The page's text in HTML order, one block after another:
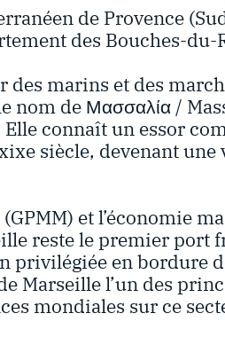
de Provence
des Bouches-du-
des marins et des
nom de Μασσαλία /
connaît un essor
siècle, devenant
et l’économie
reste le premier port
privilégiée en bordure
Marseille l’un des
mondiales sur ce